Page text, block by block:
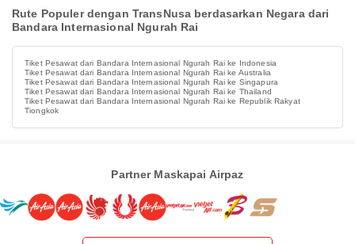
Rute Populer dengan TransNusa berdasarkan Negara dari
Bandara Internasional Ngurah Rai
Tiket Pesawat dari Bandara Internasional Ngurah Rai ke Indonesia
Tiket Pesawat dari Bandara Internasional Ngurah Rai ke Australia
Tiket Pesawat dari Bandara Internasional Ngurah Rai ke Singapura
Tiket Pesawat dari Bandara Internasional Ngurah Rai ke Thailand
Tiket Pesawat dari Bandara Internasional Ngurah Rai ke Republik Rakyat
Tiongkok
Partner Maskapai Airpaz